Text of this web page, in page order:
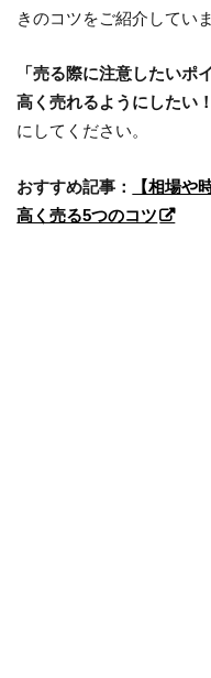
きのコツをご紹介していま
「売る際に注意したいポ
高く売れるようにしたい！
にしてください。
おすすめ記事：
【相場や
高く売る5つのコツ